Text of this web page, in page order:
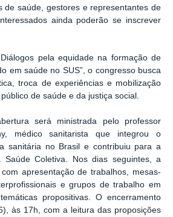
de saúde, gestores e representantes de
ainda poderão se inscrever
pela equidade na formação de
em saúde no SUS”, o congresso busca
troca de experiências e mobilização
de saúde e da justiça social.
será ministrada pelo professor
médico sanitarista que integrou o
sanitária no Brasil e contribuiu para a
Coletiva. Nos dias seguintes, a
apresentação de trabalhos, mesas-
e grupos de trabalho em
propositivas. O encerramento
às 17h, com a leitura das proposições